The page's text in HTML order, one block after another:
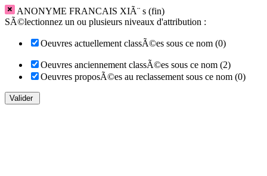
ANONYME FRANCAIS XIÃ¨ s (fin)
SÃ©lectionnez un ou plusieurs niveaux d'attribution :
Oeuvres actuellement classÃ©es sous ce nom (0)
Oeuvres anciennement classÃ©es sous ce nom (2)
Oeuvres proposÃ©es au reclassement sous ce nom (0)
Valider